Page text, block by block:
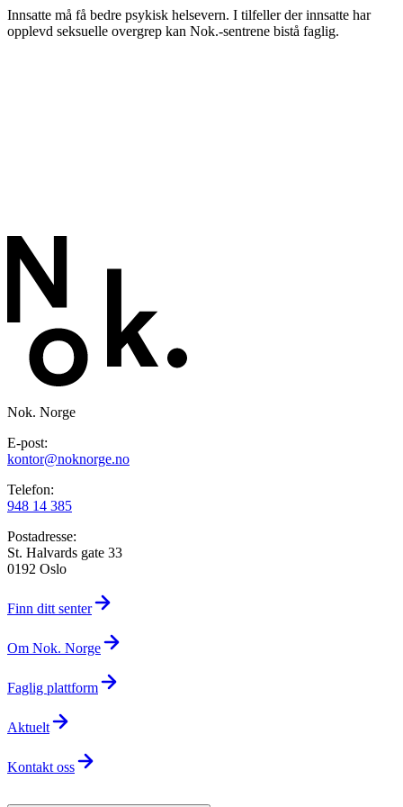
Innsatte må få bedre psykisk helsevern. I tilfeller der innsatte har
opplevd seksuelle overgrep kan Nok.-sentrene bistå faglig.
Nok. Norge
E-post:
kontor@noknorge.no
Telefon:
948 14 385
Postadresse:
St. Halvards gate 33
0192 Oslo
Finn ditt senter
Om Nok. Norge
Faglig plattform
Aktuelt
Kontakt oss